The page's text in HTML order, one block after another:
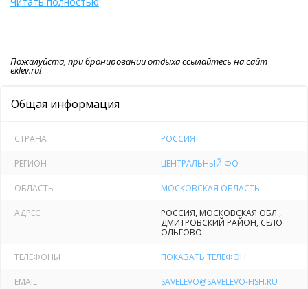
Здесь вам не придётся думать об объекте лова, здесь
Рыбалка
жерех, веслонос, карп)
Тариф "ВЫХОДНОЙ" и "НОЧНОЙ" -2500 руб. (10 кг любой
Тариф "СУТКИ" - 15 кг любой рыбы)
Пожалуйста, при бронировании отдыха ссылайтесь на сайт
eklev.ru!
Общая информация
СТРАНА РОССИЯ
РЕГИОН ЦЕНТРАЛЬНЫЙ ФО
ОБЛАСТЬ МОСКОВСКАЯ ОБЛАСТЬ
АДРЕС
РОССИЯ, МОСКОВСКАЯ ОБЛ.,
ДМИТРОВСКИЙ РАЙОН, СЕЛО
ОЛЬГОВО
ТЕЛЕФОНЫ ПОКАЗАТЬ ТЕЛЕФОН
EMAIL SAVELEVO@SAVELEVO-FISH.RU